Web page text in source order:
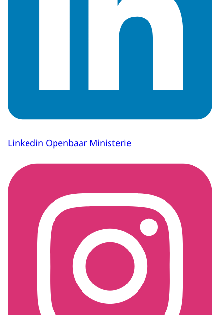
Linkedin Openbaar Ministerie